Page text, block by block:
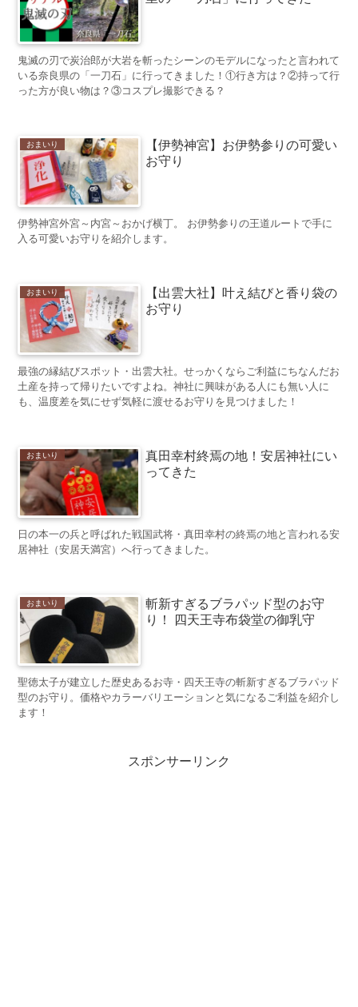
鬼滅の刃で炭治郎が大岩を斬ったシーンのモデルになったと言われて
いる奈良県の「一刀石」に行ってきました！①行き方は？②持って行
った方が良い物は？③コスプレ撮影できる？
おまいり
【伊勢神宮】お伊勢参りの可愛い
お守り
伊勢神宮外宮～内宮～おかげ横丁。 お伊勢参りの王道ルートで手に
入る可愛いお守りを紹介します。
おまいり
【出雲大社】叶え結びと香り袋の
お守り
最強の縁結びスポット・出雲大社。せっかくならご利益にちなんだお
土産を持って帰りたいですよね。神社に興味がある人にも無い人に
も、温度差を気にせず気軽に渡せるお守りを見つけました！
おまいり
真田幸村終焉の地！安居神社にい
ってきた
日の本一の兵と呼ばれた戦国武将・真田幸村の終焉の地と言われる安
居神社（安居天満宮）へ行ってきました。
おまいり
斬新すぎるブラパッド型のお守
り！ 四天王寺布袋堂の御乳守
聖徳太子が建立した歴史あるお寺・四天王寺の斬新すぎるブラパッド
型のお守り。価格やカラーバリエーションと気になるご利益を紹介し
ます！
スポンサーリンク